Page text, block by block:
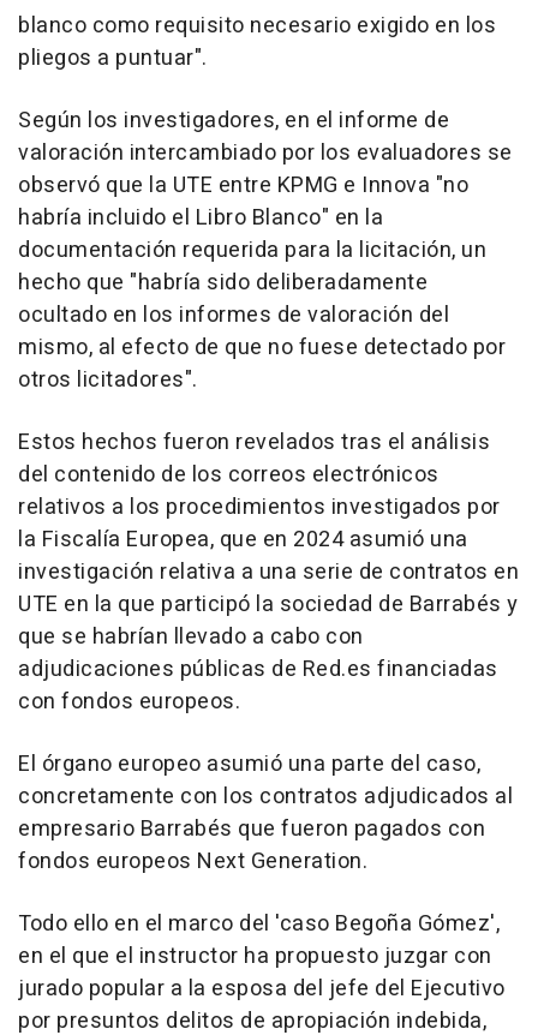
blanco como requisito necesario exigido en los
pliegos a puntuar".
Según los investigadores, en el informe de
valoración intercambiado por los evaluadores se
observó que la UTE entre KPMG e Innova "no
habría incluido el Libro Blanco" en la
documentación requerida para la licitación, un
hecho que "habría sido deliberadamente
ocultado en los informes de valoración del
mismo, al efecto de que no fuese detectado por
otros licitadores".
Estos hechos fueron revelados tras el análisis
del contenido de los correos electrónicos
relativos a los procedimientos investigados por
la Fiscalía Europea, que en 2024 asumió una
investigación relativa a una serie de contratos en
UTE en la que participó la sociedad de Barrabés y
que se habrían llevado a cabo con
adjudicaciones públicas de Red.es financiadas
con fondos europeos.
El órgano europeo asumió una parte del caso,
concretamente con los contratos adjudicados al
empresario Barrabés que fueron pagados con
fondos europeos Next Generation.
Todo ello en el marco del 'caso Begoña Gómez',
en el que el instructor ha propuesto juzgar con
jurado popular a la esposa del jefe del Ejecutivo
por presuntos delitos de apropiación indebida,